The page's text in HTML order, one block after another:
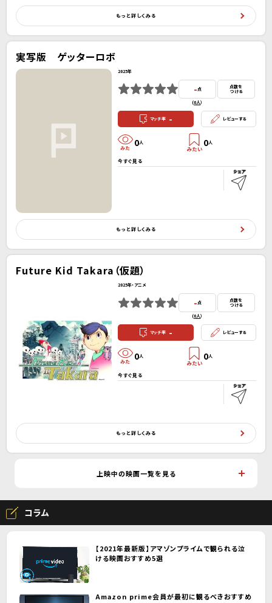
もっと詳しくみる
実写版 ゲッターロボ
2025年
-点
(0人）
点数を
つける
マッチ率 - レビューする
0人 0人
今すぐ見る
もっと詳しくみる
Future Kid Takara（仮題）
2025年・アニメ
-点
(0人）
点数を
つける
マッチ率 - レビューする
0人 0人
今すぐ見る
もっと詳しくみる
上映中の映画一覧を見る
コラム
【2021年最新版】アマゾンプライムで観られる泣
ける映画おすすめ5選
Amazon prime会員が最初に観るべきおすすめ